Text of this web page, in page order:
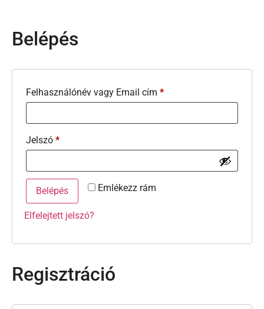
Belépés
Felhasználónév vagy Email cím *
Jelszó *
Emlékezz rám
Belépés
Elfelejtett jelszó?
Regisztráció